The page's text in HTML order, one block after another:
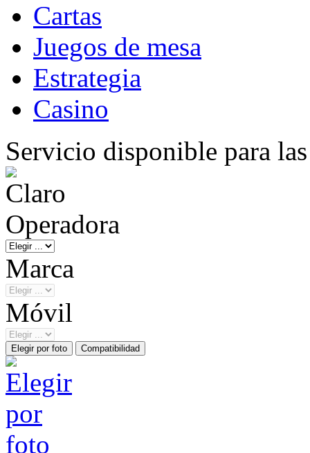
Cartas
Juegos de mesa
Estrategia
Casino
Servicio disponible para
Operadora
Marca
Móvil